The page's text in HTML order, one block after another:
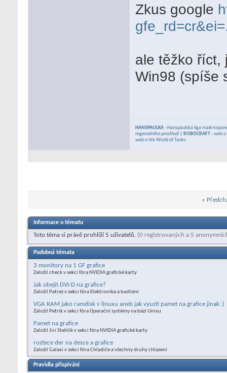
Zkus google
ale těžko říct,
Win98 (spíše
HANSPAULKA- Hanspaulská liga malé
regionálního prostředí| ROBOCRAFT- web o
web o hře World of Tanks
«
Informace o tématu
Toto téma si právě prohlíží 5 uživatelů. (0 registrovaných a 5
Podobná témata
3 monitory na 1 GF grafice
Založil check v sekci fóra NVIDIA grafické karty
Jak obejít DVI-D na grafice?
Založil Patrez v sekci fóra Elektronika a bastlení
VGA RAM jako ramdisk v linuxu aneb jak vyuzit pamet na grafice jinak :)
Založil Petrik v sekci fóra Operační systémy na bázi Unixu
Pamet na grafice
Založil Jiri Stehlik v sekci fóra NVIDIA grafické karty
roztece der na desce a grafice
Založil Galaxi v sekci fóra Chladiče a všechny druhy chlazení
Pravidla přispívání